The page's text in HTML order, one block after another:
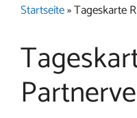
Startseite»Tageskarte